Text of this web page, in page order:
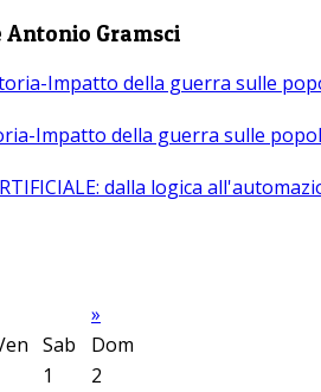
Antonio Gramsci
Impatto della guerra sulle
Impatto della guerra sulle
dalla logica
»
Sab
Dom
1
2